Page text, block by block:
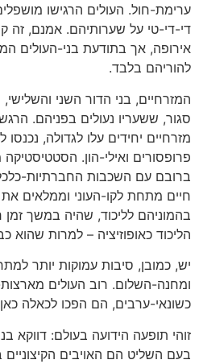
ערימת-חול. העולים הרגישו
די-די-טי על שערותיהם. אמנם, זה
אירופה, אך בתודעת בני-העולים
להוריהם בלבד.
המזרחיים, בני הדור השני
סגור, ששעריו נעולים בפניהם.
מזרחיים יחידים עלו לגדולה,
פרופסורים ואילי-הון.
ברובם עם השכבות החברתיות-
חיים מתחת לקו-העוני וממלאים
בהמוניהם לליכוד, שהיה במשך
הליכוד כאופוזיציה – למרות שהוא
יש, כמובן, סיבות עמוקות יותר
ומחנה-השלום. רוב העולים
כשונאי-ערבים, הם הפכו לכאלה
זוהי תופעה הידועה בעולם: דווקא
בעם השליט הם האויבים הקיצוניים